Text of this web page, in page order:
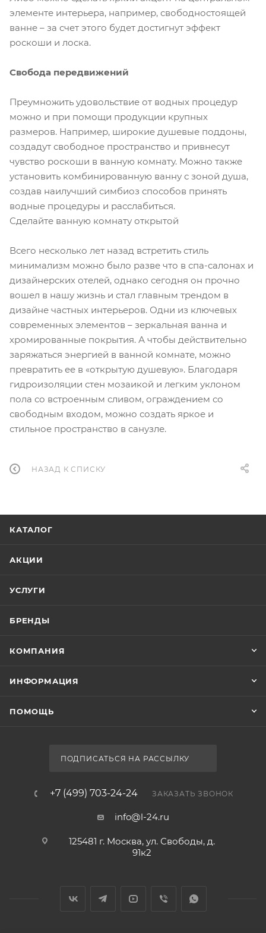
элементе интерьера, например, свободностоящей
ванне – за счет этого будет достигнут эффект
роскоши и лоска.
Свобода передвижений
Преумножить удовольствие от водных процедур
можно и при помощи продукции крупных
размеров. Например, широкие душевые поддоны,
создадут свободное пространство и привнесут
чувство роскоши в ванную комнату. Можно также
установить комбинированную ванну с зоной душа,
создав наилучший симбиоз способов принять
водные процедуры и расслабиться.
Сделайте ванную комнату открытой
Всего несколько лет назад встретить стиль
минимализм можно было разве что в спа-салонах и
дизайнерских отелей, однако сегодня он прочно
вошел в нашу жизнь и стал главным трендом в
дизайне частных интерьеров. Одни из ключевых
современных элементов – зеркальная ванна и
хромированные покрытия. А чтобы действительно
заряжаться энергией в ванной комнате, можно
превратить ее в «открытую душевую». Благодаря
гидроизоляции стен мозаикой и легким уклоном
пола со встроенным сливом, ограждением со
свободным входом, можно создать яркое и
стильное пространство в санузле.
НАЗАД К СПИСКУ
КАТАЛОГ
АКЦИИ
УСЛУГИ
БРЕНДЫ
КОМПАНИЯ
ИНФОРМАЦИЯ
ПОМОЩЬ
ПОДПИСАТЬСЯ НА РАССЫЛКУ
+7 (499) 703-24-24 ЗАКАЗАТЬ ЗВОНОК
info@l-24.ru
125481 г. Москва, ул. Свободы, д.
91к2